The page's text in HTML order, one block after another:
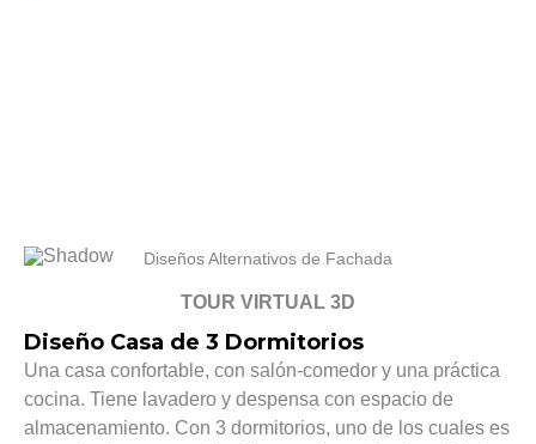
Diseños Alternativos de Fachada
TOUR VIRTUAL 3D
Diseño Casa de 3 Dormitorios
Una casa confortable, con salón-comedor y una práctica
cocina. Tiene lavadero y despensa con espacio de
almacenamiento. Con 3 dormitorios, uno de los cuales es